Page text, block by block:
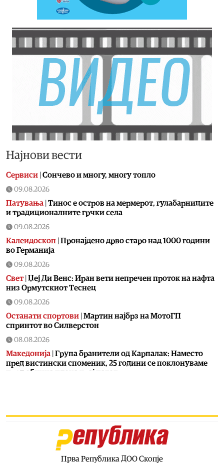
Најнови вести
Сервиси Сончево и многу, многу топло
09.08.2026
Патувања Тинос е остров на мермерот, гулабарниците
и традиционалните грчки села
09.08.2026
Калеидоскоп Пронајдено дрво старо над 1000 години
во Германија
09.08.2026
Свет| Џеј Ди Венс: Иран вети непречен проток на нафта
низ Ормутскиот Теснец
09.08.2026
Останати спортови Мартин најбрз на МотоГП
спринтот во Силверстон
08.08.2026
Македонија Група бранители од Карпалак: Наместо
пред вистински споменик, 25 години се поклонуваме
пред обична плоча крај патот
свадбена зелка
Турција го ограничува пловењето на трговски
бродови во Црното Море преку Дарданелите
Прва Република ДОО Скопје